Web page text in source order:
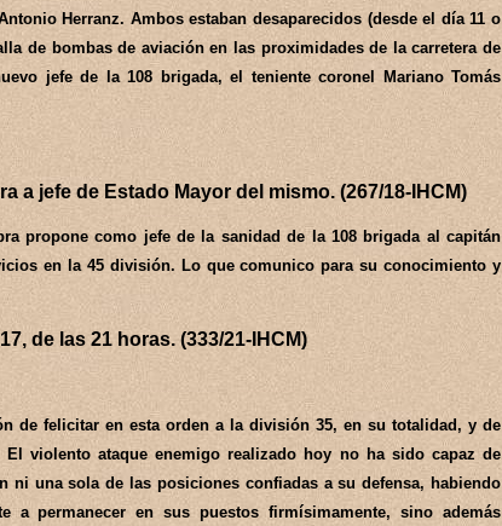
Herranz. Ambos estaban desaparecidos (desde el día 11 o
de bombas de aviación en las proximidades de la carretera de
jefe de la 108 brigada, el teniente coronel Mariano Tomás
a jefe de Estado Mayor del mismo. (267/18-IHCM)
propone como jefe de la sanidad de la 108 brigada al capitán
en la 45 división. Lo que comunico para su conocimiento y
de las 21 horas. (333/21-IHCM)
de felicitar en esta orden a la división 35, en su totalidad, y de
violento ataque enemigo realizado hoy no ha sido capaz de
ni una sola de las posiciones confiadas a su defensa, habiendo
a permanecer en sus puestos firmísimamente, sino además